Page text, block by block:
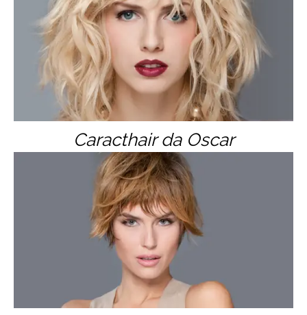
Caracthair da Oscar